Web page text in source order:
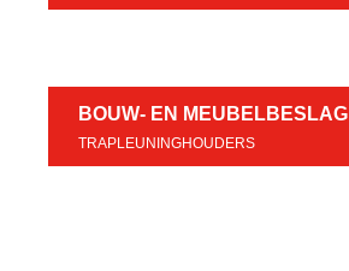
BOUW- EN MEUBELBESLAG
TRAPLEUNINGHOUDERS